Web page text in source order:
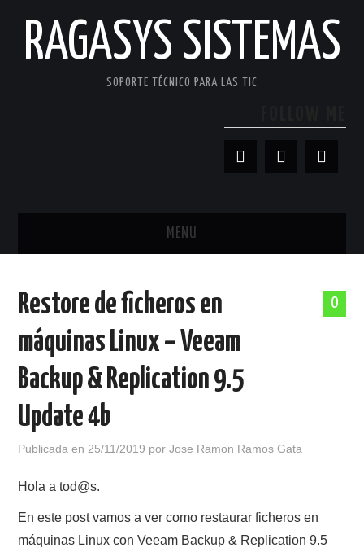
RAGASYS SISTEMAS
SOPORTE TÉCNICO PARA LAS TIC
MENU
ACERCA DE
PATROCINADORES
POLÍTICA DE PRIVACIDAD
0
Restore de ficheros en
máquinas Linux – Veeam
Backup & Replication 9.5
Update 4b
Publicada en 25/11/2019 porJose Ramon Ramos Gata
Hola a tod@s.
En este post vamos a ver como restaurar ficheros en
máquinas Linux con Veeam Backup & Replication 9.5